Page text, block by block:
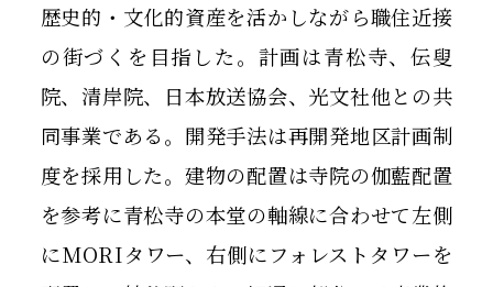
歴史的・文化的資産を活かしながら職住近接
の街づくを目指した。計画は青松寺、伝叟
院、清岸院、日本放送協会、光文社他との共
同事業である。開発手法は再開発地区計画制
度を採用した。建物の配置は寺院の伽藍配置
を参考に青松寺の本堂の軸線に合わせて左側
にMORIタワー、右側にフォレストタワーを